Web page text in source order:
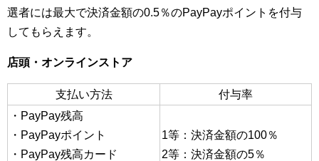
選者には最大で決済金額の0.5％のPayPayポイントを付与
してもらえます。
店頭・オンラインストア
支払い方法
付与率
・PayPay残高
・PayPayポイント
・PayPay残高カード
1等：決済金額の100％
2等：決済金額の5％